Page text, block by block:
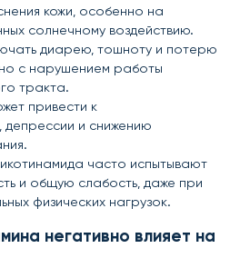
кожи, особенно на
солнечному воздействию.
диарею, тошноту и потерю
с нарушением работы
тракта.
привести к
депрессии и снижению
часто испытывают
и общую слабость, даже при
физических нагрузок.
негативно влияет на